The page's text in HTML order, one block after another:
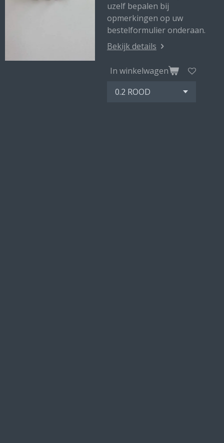
uzelf bepalen bij
opmerkingen op uw
bestelformulier onderaan.
Bekijk details
In winkelwagen